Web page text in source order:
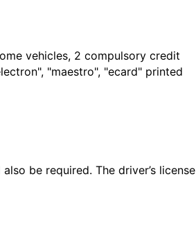
vehicles, 2 compulsory credit
"maestro", "ecard" printed
be required. The driver’s license